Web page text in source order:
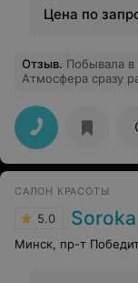
Цена по
Отзыв. Побывала в
Атмосфера сразу
Тамара все
объяснениями,
дальше. После
чище - эффект
предложила
уходом.
САЛОН КРАСОТЫ
5.0
Минск, пр-т